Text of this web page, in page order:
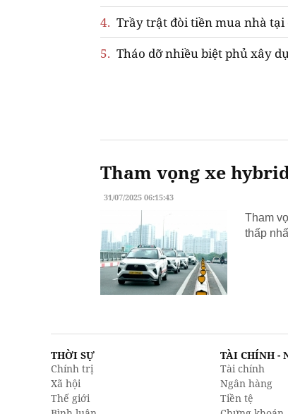
4. Trầy trật đòi tiền mua nhà tại
5. Tháo dỡ nhiều biệt phủ xây
Tham vọng xe
31/07/2025 06:15:43
Tham
thấp
THỜI SỰ
Chính trị
Xã hội
Thế giới
TÀI CHÍNH -
Tài chính
Ngân hàng
Tiền tệ